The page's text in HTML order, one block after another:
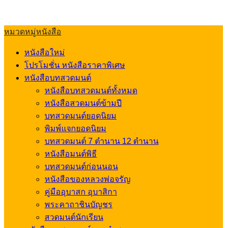
หมวดหมู่หนังสือ
หนังสือใหม่
โปรโมชั่น หนังสือราคาพิเศษ
หนังสือบทสวดมนต์
หนังสือบทสวดมนต์ทั้งหมด
หนังสือสวดมนต์ข้ามปี
บทสวดมนต์ยอดนิยม
พิมพ์แจกยอดนิยม
บทสวดมนต์ 7 ตำนาน 12 ตำนาน
หนังสือมนต์พิธี
บทสวดมนต์ก่อนนอน
หนังสือของหลวงพ่อจรัญ
คู่มืออุบาสก อุบาสิกา
พระคาถาชินบัญชร
สวดมนต์นักเรียน